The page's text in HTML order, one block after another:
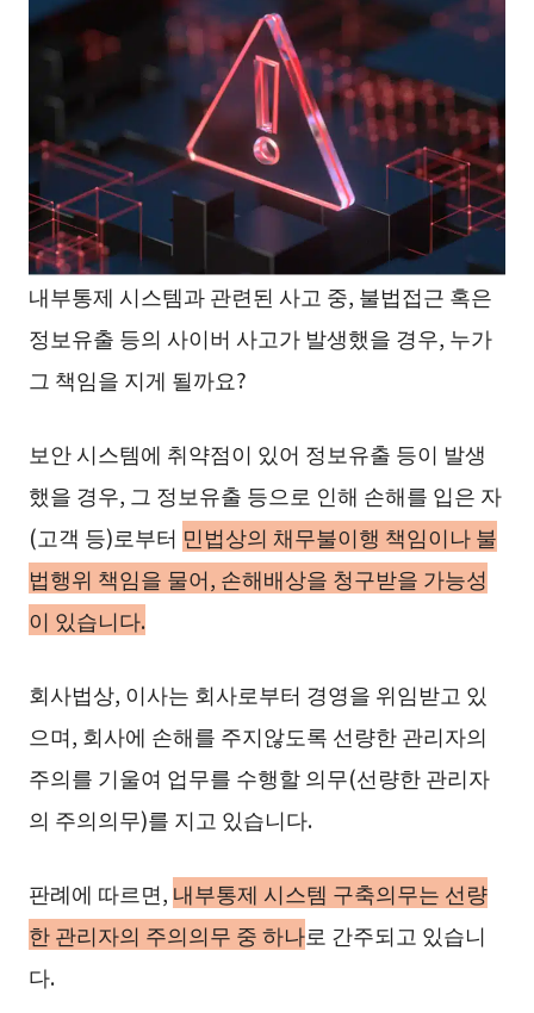
내부통제 시스템과 관련된 사고 중, 불법접근 혹은
정보유출 등의 사이버 사고가 발생했을 경우, 누가
그 책임을 지게 될까요?
보안 시스템에 취약점이 있어 정보유출 등이 발생
했을 경우, 그 정보유출 등으로 인해 손해를 입은 자
(고객 등)로부터 민법상의 채무불이행 책임이나 불
법행위 책임을 물어, 손해배상을 청구받을 가능성
이 있습니다.
회사법상, 이사는 회사로부터 경영을 위임받고 있
으며, 회사에 손해를 주지않도록 선량한 관리자의
주의를 기울여 업무를 수행할 의무(선량한 관리자
의 주의의무)를 지고 있습니다.
판례에 따르면, 내부통제 시스템 구축의무는 선량
한 관리자의 주의의무 중 하나로 간주되고 있습니
다.